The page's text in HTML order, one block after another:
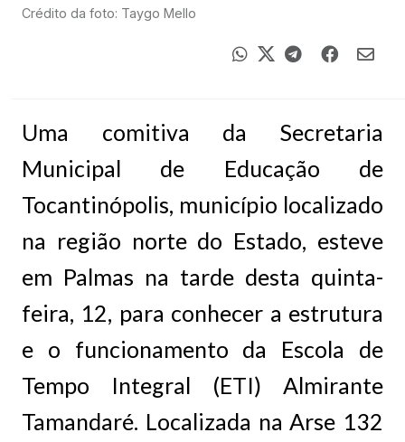
Crédito da foto: Taygo Mello
Uma comitiva da Secretaria
Municipal de Educação de
Tocantinópolis, município localizado
na região norte do Estado, esteve
em Palmas na tarde desta quinta-
feira, 12, para conhecer a estrutura
e o funcionamento da Escola de
Tempo Integral (ETI) Almirante
Tamandaré. Localizada na Arse 132